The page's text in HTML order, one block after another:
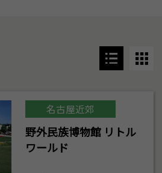
名古屋近郊
野外民族博物館 リトル
ワールド